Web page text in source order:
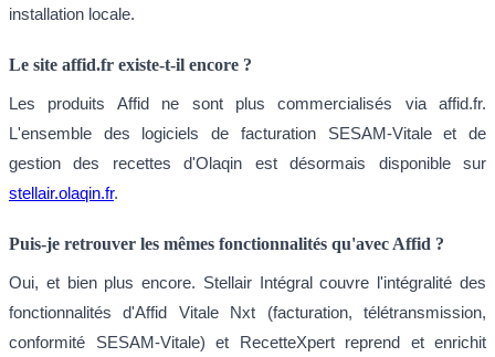
installation locale.
Le site affid.fr existe-t-il encore ?
Les produits Affid ne sont plus commercialisés via affid.fr.
L'ensemble des logiciels de facturation SESAM-Vitale et de
gestion des recettes d'Olaqin est désormais disponible sur
stellair.olaqin.fr.
Puis-je retrouver les mêmes fonctionnalités qu'avec Affid ?
Oui, et bien plus encore. Stellair Intégral couvre l'intégralité des
fonctionnalités d'Affid Vitale Nxt (facturation, télétransmission,
conformité SESAM-Vitale) et RecetteXpert reprend et enrichit